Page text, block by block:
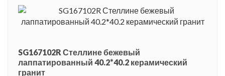
SG167102R Стеллине бежевый
лаппатированный 40.2*40.2 керамический
гранит